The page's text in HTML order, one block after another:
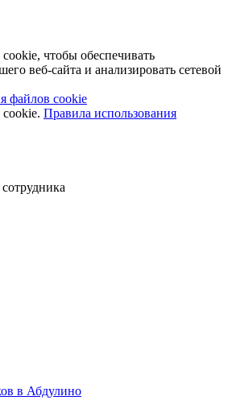
чтобы обеспечивать
веб-сайта и анализировать сетевой
файлов cookie
Правила использования
в Абдулино